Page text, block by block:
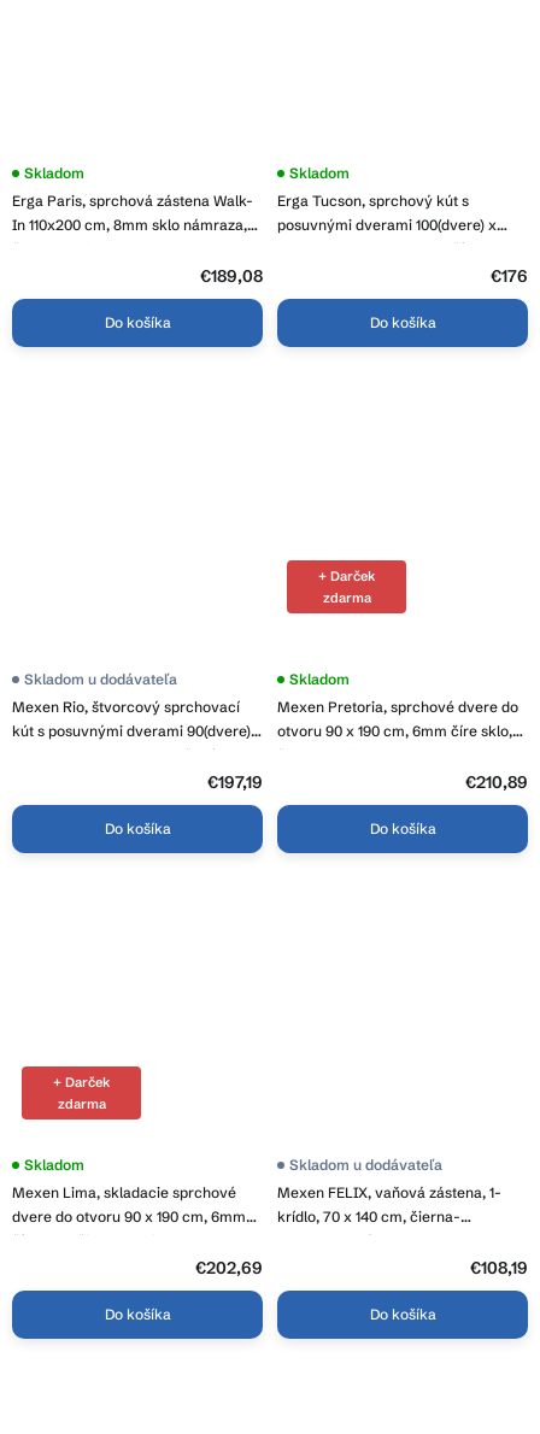
Erga Paris, sprchová zástena Walk-
In 110x200 cm, 8mm sklo námraza,
čierny profil, ERG-V02-PARIS-
Skladom
€189,08
Do košíka
Erga Tucson, sprchový kút s
posuvnými dverami 100(dvere) x
100(stena) x 190 cm, 6mm číre sklo,
čierny profil, ERG-S02-TUCSON-
D100D100-CL-BK
Priemerné
produktu
je
3,9
Skladom
€176
Do košíka
Mexen Rio, štvorcový sprchovací
kút s posuvnými dverami 90(dvere) x
90(dvere) x 190 cm, 6mm šedé sklo,
čierny profil, 860-090-090-70-40
Skladom u dodávateľa
€197,19
Do košíka
+ Darček
zdarma
Mexen Pretoria, sprchové dvere do
otvoru 90 x 190 cm, 6mm číre sklo,
čierny profil, 852-090-000-70-00
Priemerné
produktu
je
5,0
Skladom
€210,89
Do košíka
+ Darček
zdarma
Mexen Lima, skladacie sprchové
dvere do otvoru 90 x 190 cm, 6mm
číre sklo, čierny profil, 856-090-
Priemerné
produktu
je
5,0
Skladom
€202,69
Do košíka
Mexen FELIX, vaňová zástena, 1-
krídlo, 70 x 140 cm, čierna-
transparentná, 890-070-001-70-00
Priemerné
produktu
je
Skladom u dodávateľa
€108,19
Do košíka